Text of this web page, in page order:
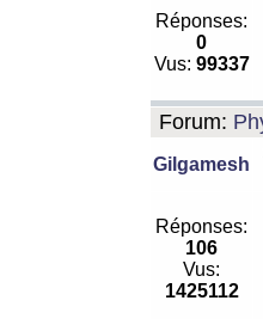
Réponses:
0
Vus: 99337
Forum:
Gilgamesh
Réponses:
106
Vus:
1425112